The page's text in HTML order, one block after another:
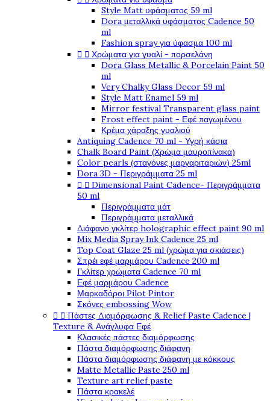
Style Matt υφάσματος 59 ml
Dora μεταλλικά υφάσματος Cadence 50
ml
Fashion spray για ύφασμα 100 ml
  Χρώματα για γυαλί - πορσελάνη
Dora Glass Metallic & Porcelain Paint 50
ml
Very Chalky Glass Decor 59 ml
Style Matt Enamel 59 ml
Mirror festival Transparent glass paint
Frost effect paint - Εφέ παγωμένου
Κρέμα χάραξης γυαλιού
Antiquing Cadence 70 ml - Υγρή κάσια
Chalk Board Paint (Χρώμα μαυροπίνακα)
Color pearls (σταγόνες μαργαριταριών) 25ml
Dora 3D - Περιγράμματα 25 ml
  Dimensional Paint Cadence- Περιγράμματα
50 ml
Περιγράμματα μάτ
Περιγράμματα μεταλλικά
Διάφανο γκλίτερ holographic effect paint 90 ml
Mix Media Spray Ink Cadence 25 ml
Top Coat Glaze 25 ml (χρώμα για σκιάσεις)
Σπρέι εφέ μαρμάρου Cadence 200 ml
Γκλίτερ χρώματα Cadence 70 ml
Εφέ μαρμάρου Cadence
Μαρκαδόροι Pilot Pintor
Σκόνες embossing Wow
  Πάστες Διαμόρφωσης & Relief Paste Cadence |
Texture & Ανάγλυφα Εφέ
Κλασικές πάστες διαμόρφωσης
Πάστα διαμόρφωσης διάφανη
Πάστα διαμόρφωσης διάφανη με κόκκους
Matte Metallic Paste 250 ml
Texture art relief paste
Πάστα κρακελέ